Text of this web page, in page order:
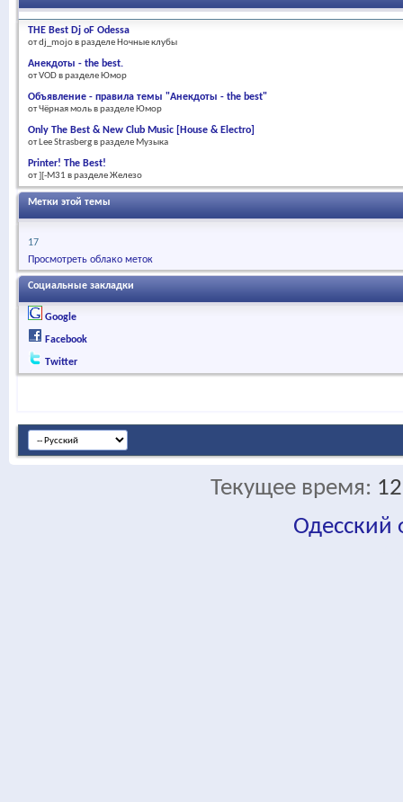
THE Best Dj oF Odessa
от dj_mojo в разделе Ночные клубы
Анекдоты - the best.
от VOD в разделе Юмор
Объявление - правила темы "Анекдоты - the best"
от Чёрная моль в разделе Юмор
Only The Best & New Club Music [House & Electro]
от Lee Strasberg в разделе Музыка
Printer! The Best!
от ][-M31 в разделе Железо
Метки этой темы
17
Просмотреть облако меток
Социальные закладки
Google
Facebook
Twitter
Текущее время:
Одесский